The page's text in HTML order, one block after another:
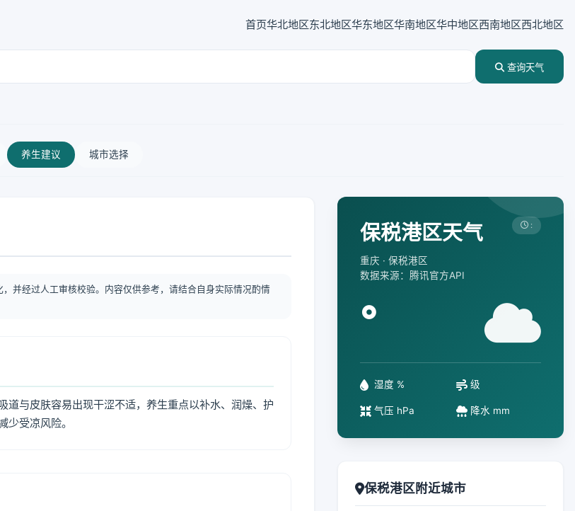
首页华北地区东北地区华东地区华南地区华中地区西南地区西北地区
查询天气
养生建议 城市选择
并经过人工审核校验。内容仅供参考，请结合自身实际情况酌情
与皮肤容易出现干涩不适，养生重点以补水、润燥、护
受凉风险。
保税港区天气
重庆 · 保税港区
数据来源：腾讯官方API
:
°
湿度 % 级
气压 hPa 降水 mm
保税港区附近城市